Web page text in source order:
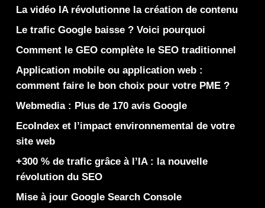
La vidéo IA révolutionne la création de contenu
Le trafic Google baisse ? Voici pourquoi
Comment le GEO complète le SEO traditionnel
Application mobile ou application web :
comment faire le bon choix pour votre PME ?
Webmedia : Plus de 170 avis Google
EcoIndex et l’impact environnemental de votre
site web
+300 % de trafic grâce à l’IA : la nouvelle
révolution du SEO
Mise à jour Google Search Console